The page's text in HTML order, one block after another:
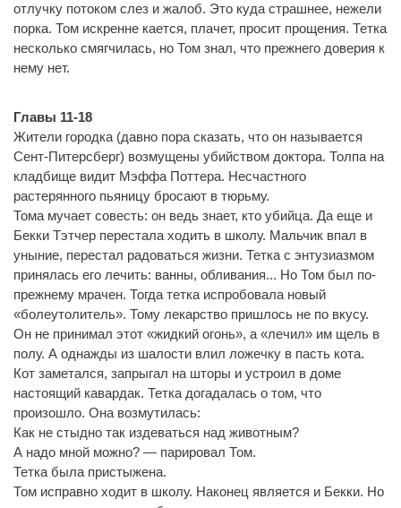
отлучку потоком слез и жалоб. Это куда страшнее, нежели
порка. Том искренне кается, плачет, просит прощения. Тетка
несколько смягчилась, но Том знал, что прежнего доверия к
нему нет.
Главы 11-18
Жители городка (давно пора сказать, что он называется
Сент-Питерсберг) возмущены убийством доктора. Толпа на
кладбище видит Мэффа Поттера. Несчастного
растерянного пьяницу бросают в тюрьму.
Тома мучает совесть: он ведь знает, кто убийца. Да еще и
Бекки Тэтчер перестала ходить в школу. Мальчик впал в
уныние, перестал радоваться жизни. Тетка с энтузиазмом
принялась его лечить: ванны, обливания... Но Том был по-
прежнему мрачен. Тогда тетка испробовала новый
«болеутолитель». Тому лекарство пришлось не по вкусу.
Он не принимал этот «жидкий огонь», а «лечил» им щель в
полу. А однажды из шалости влил ложечку в пасть кота.
Кот заметался, запрыгал на шторы и устроил в доме
настоящий кавардак. Тетка догадалась о том, что
произошло. Она возмутилась:
Как не стыдно так издеваться над животным?
А надо мной можно? — парировал Том.
Тетка была пристыжена.
Том исправно ходит в школу. Наконец является и Бекки. Но